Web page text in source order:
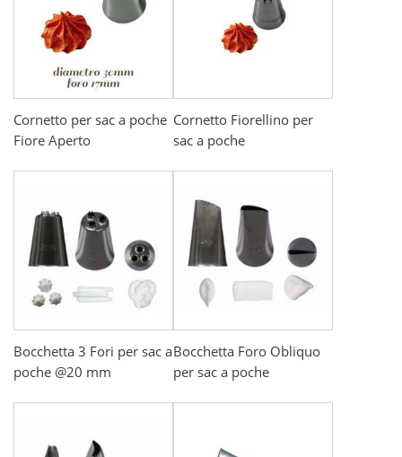
Cornetto per sac a poche
Fiore Aperto
Cornetto Fiorellino per
sac a poche
Bocchetta 3 Fori per sac a
poche @20 mm
Bocchetta Foro Obliquo
per sac a poche